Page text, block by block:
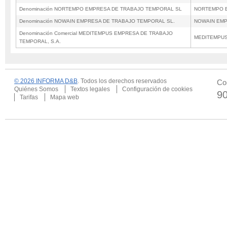
Denominación NORTEMPO EMPRESA DE TRABAJO TEMPORAL SL NORTEMPO
Denominación NOWAIN EMPRESA DE TRABAJO TEMPORAL SL. NOWAIN
Denominación Comercial MEDITEMPUS EMPRESA DE TRABAJO
TEMPORAL, S.A.
© 2026 INFORMA D&B. Todos los derechos reservados
Quiénes Somos
Textos legales
Configuración de cookies
Tarifas
Mapa web